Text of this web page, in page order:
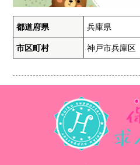
都道府県 兵庫県
市区町村 神戸市兵庫区